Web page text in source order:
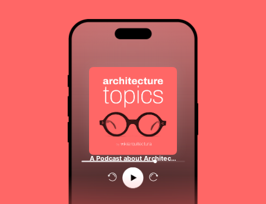
A Podcast about Architec…